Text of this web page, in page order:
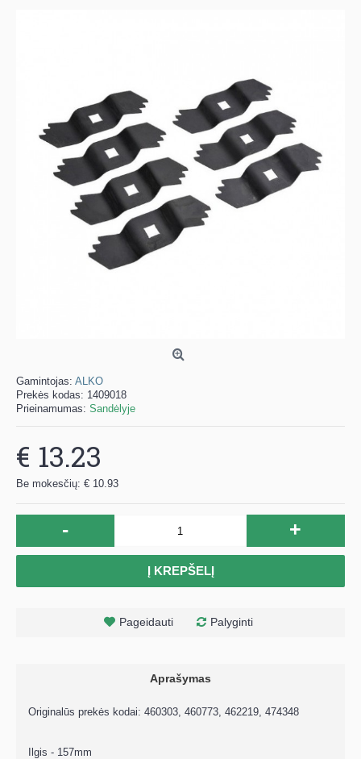
Gamintojas: ALKO
Prekės kodas: 1409018
Prieinamumas: Sandėlyje
€ 13.23
Be mokesčių: € 10.93
- +
Į KREPŠELĮ
Pageidauti Palyginti
Aprašymas
Originalūs prekės kodai: 460303, 460773, 462219, 474348
Ilgis - 157mm